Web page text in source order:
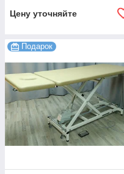
Цену уточняйте
Подарок